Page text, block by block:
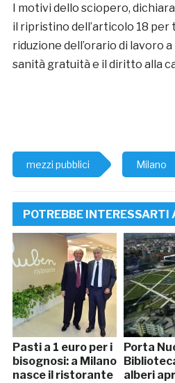
I motivi dello sciopero,
il ripristino dell’articolo 18
riduzione dell’orario di lavoro
sanità gratuità e il diritto alla
mezzi pubblici Milano
POTREBBE INTERESSARTI
Pasti a 1 euro per i
bisognosi: a Milano
nasce il ristorante
Porta
alberi